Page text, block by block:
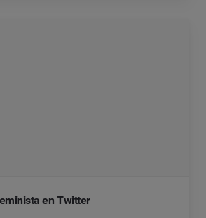
en Twitter